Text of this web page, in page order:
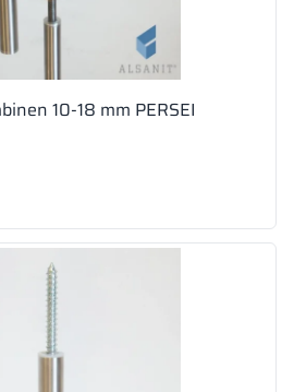
10-18 mm PERSEI